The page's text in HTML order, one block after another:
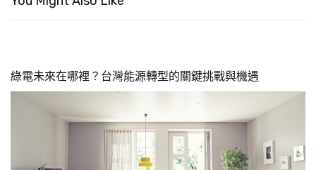
綠電未來在哪裡？台灣能源轉型的關鍵挑戰與機遇